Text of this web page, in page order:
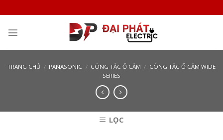
to
content
TRANG CHỦ / PANASONIC / CÔNG TẮC Ổ CẮM / CÔNG TẮC Ổ CẮM WIDE
SERIES
LỌC